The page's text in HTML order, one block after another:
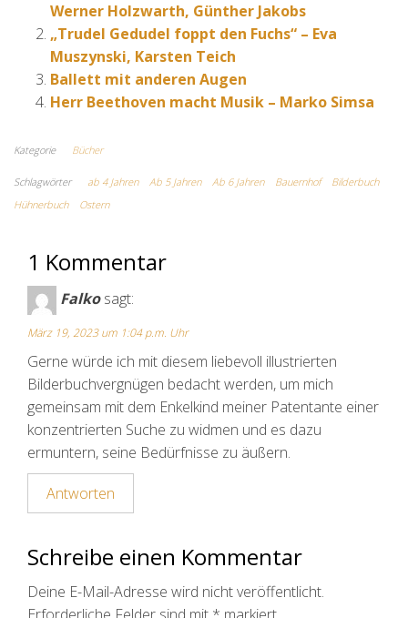
Werner Holzwarth, Günther Jakobs
„Trudel Gedudel foppt den Fuchs“ – Eva
Muszynski, Karsten Teich
Ballett mit anderen Augen
Herr Beethoven macht Musik – Marko Simsa
Kategorie Bücher
Schlagwörter ab 4 Jahren Ab 5 Jahren Ab 6 Jahren Bauernhof
Bilderbuch
Hühnerbuch
Ostern
1 Kommentar
Falko sagt:
März 19, 2023 um 1:04 p.m. Uhr
Gerne würde ich mit diesem liebevoll illustrierten
Bilderbuchvergnügen bedacht werden, um mich
gemeinsam mit dem Enkelkind meiner Patentante einer
konzentrierten Suche zu widmen und es dazu
ermuntern, seine Bedürfnisse zu äußern.
Antworten
Schreibe einen Kommentar
Deine E-Mail-Adresse wird nicht veröffentlicht.